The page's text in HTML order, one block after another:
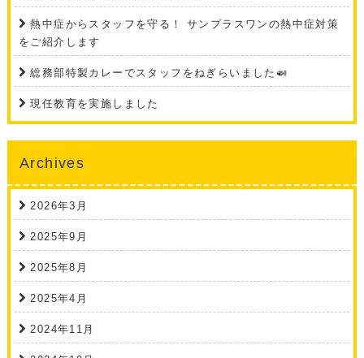
熱中症からスタッフを守る！ サンプラスワンの熱中症対策
をご紹介します
総務部特製カレーでスタッフをねぎらいました🍛
現任教育を実施しました
Archives
2026年3月
2025年9月
2025年8月
2025年4月
2024年11月